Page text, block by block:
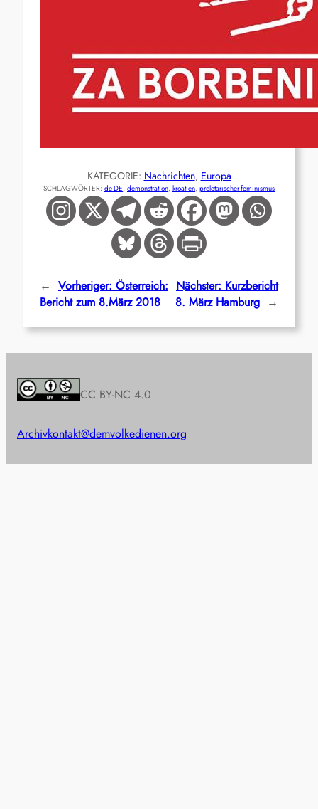
KATEGORIE: Nachrichten, Europa
SCHLAGWÖRTER: de-DE, demonstration, kroatien, proletarischer-feminismus
← Vorheriger: Österreich:
Bericht zum 8.März 2018
Nächster: Kurzbericht
8. März Hamburg →
CC BY-NC 4.0
Archivkontakt@demvolkedienen.org